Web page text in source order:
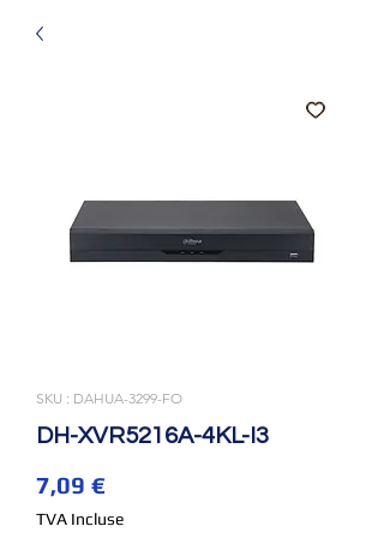
SKU : DAHUA-3299-FO
DH-XVR5216A-4KL-I3
7,09 €Prix
TVA Incluse